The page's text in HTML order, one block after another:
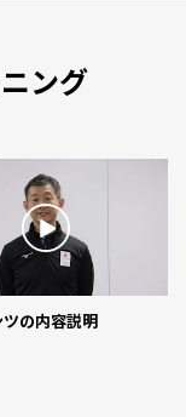
ング
の内容説明